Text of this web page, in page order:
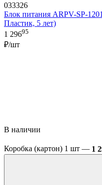
033326
Блок питания ARPV-SP-
Пластик, 5 лет)
1 29695
₽/шт
В наличии
Коробка (картон) 1 шт — 1